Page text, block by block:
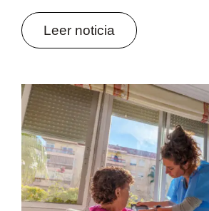
Leer noticia